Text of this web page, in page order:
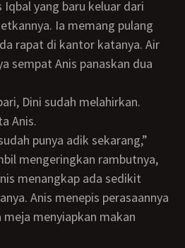
Ia memang pulang
rapat di kantor katanya. Air
sempat Anis panaskan dua
Anis.
mengeringkan rambutnya,
menangkap ada sedikit
Anis menepis perasaannya
menyiapkan makan